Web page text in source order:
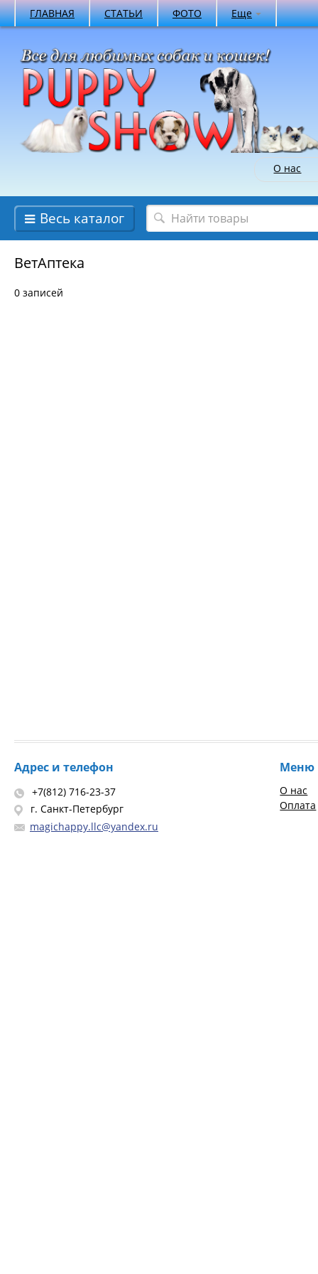
ГЛАВНАЯ СТАТЬИ ФОТО Еще
О нас
Весь каталог
ВетАптека
0 записей
Адрес и телефон
+7(812) 716-23-37
г. Санкт-Петербург
magichappy.llc@yandex.ru
Меню
О нас
Оплата